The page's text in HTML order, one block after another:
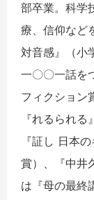
部卒業。科学
療、信仰など
対音感』（小
一〇〇一話を
フィクション
『れるられ
『証し 日本
賞）、『中井
は『母の最終